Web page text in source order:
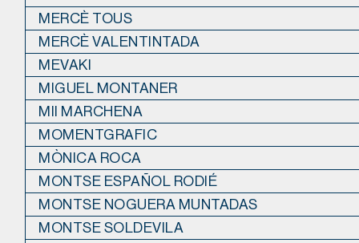
MERCÈ TOUS
MERCÈ VALENTINTADA
MEVAKI
MIGUEL MONTANER
MII MARCHENA
MOMENTGRAFIC
MÒNICA ROCA
MONTSE ESPAÑOL RODIÉ
MONTSE NOGUERA MUNTADAS
MONTSE SOLDEVILA